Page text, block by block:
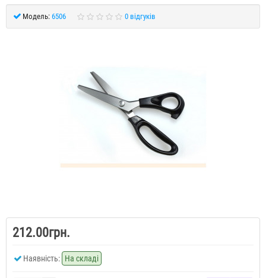
Модель: 6506 0 відгуків
212.00грн.
Наявність: На складі